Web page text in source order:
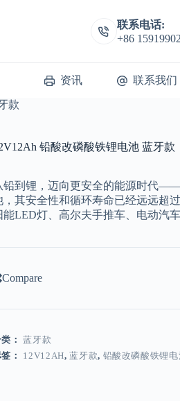
联系电话:
+86
资讯 联系我们
款
铅酸改磷酸铁锂电池 蓝牙款
铅到锂，迈向更安全的能源时代
，其安全性和循环寿命已经远远超
能LED灯、高尔夫手推车、电动汽
Compare
类：蓝牙款
： 12V12AH,蓝牙款, 铅酸改磷酸铁锂